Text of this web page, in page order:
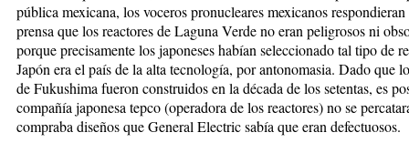
pública mexicana, los voceros pronucleares mexicanos respondieran
prensa que los reactores de Laguna Verde no eran peligrosos ni
porque precisamente los japoneses habían seleccionado tal tipo de
Japón era el país de la alta tecnología, por antonomasia. Dado que
de Fukushima fueron construidos en la década de los setentas, es
compañía japonesa tepco (operadora de los reactores) no se
compraba diseños que General Electric sabía que eran defectuosos.